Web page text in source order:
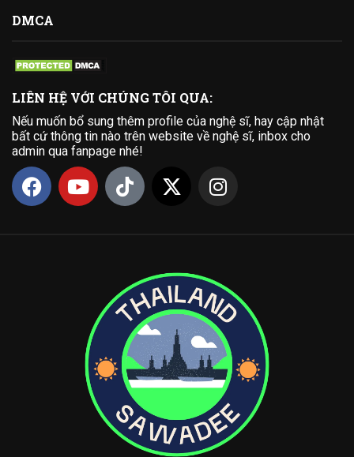
DMCA
LIÊN HỆ VỚI CHÚNG TÔI QUA:
Nếu muốn bổ sung thêm profile của nghệ sĩ, hay cập nhật
bất cứ thông tin nào trên website về nghệ sĩ, inbox cho
admin qua fanpage nhé!